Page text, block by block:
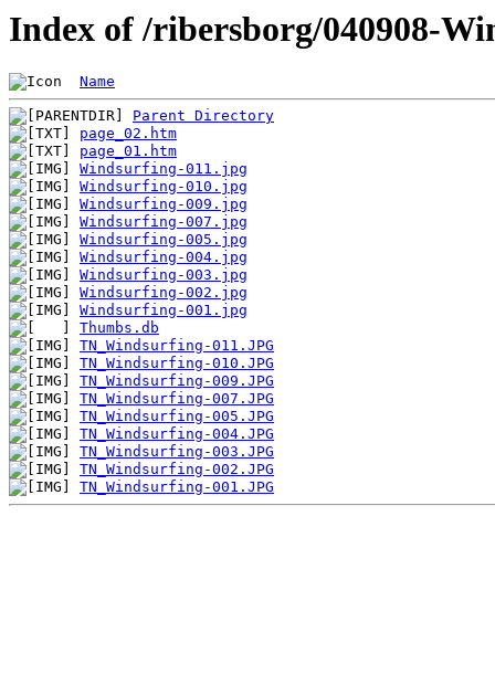
Index of /ribersborg/040908-
Name
Parent Directory
page_02.htm
page_01.htm
Windsurfing-011.jpg
Windsurfing-010.jpg
Windsurfing-009.jpg
Windsurfing-007.jpg
Windsurfing-005.jpg
Windsurfing-004.jpg
Windsurfing-003.jpg
Windsurfing-002.jpg
Windsurfing-001.jpg
Thumbs.db
TN_Windsurfing-011.JPG
TN_Windsurfing-010.JPG
TN_Windsurfing-009.JPG
TN_Windsurfing-007.JPG
TN_Windsurfing-005.JPG
TN_Windsurfing-004.JPG
TN_Windsurfing-003.JPG
TN_Windsurfing-002.JPG
TN_Windsurfing-001.JPG